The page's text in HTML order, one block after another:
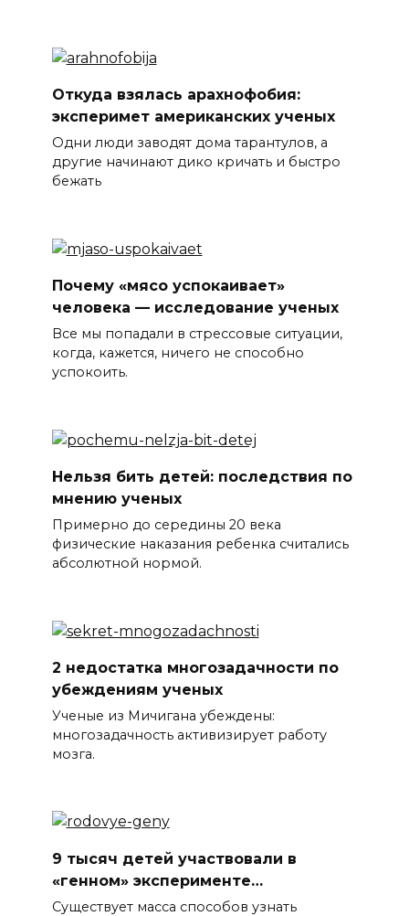
Откуда взялась арахнофобия:
эксперимет американских ученых
Одни люди заводят дома тарантулов, а
другие начинают дико кричать и быстро
бежать
Почему «мясо успокаивает»
человека — исследование ученых
Все мы попадали в стрессовые ситуации,
когда, кажется, ничего не способно
успокоить.
Нельзя бить детей: последствия по
мнению ученых
Примерно до середины 20 века
физические наказания ребенка считались
абсолютной нормой.
2 недостатка многозадачности по
убеждениям ученых
Ученые из Мичигана убеждены:
многозадачность активизирует работу
мозга.
9 тысяч детей участвовали в
«генном» эксперименте…
Существует масса способов узнать